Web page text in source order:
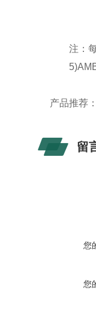
注：每
产品推荐
留
您
您